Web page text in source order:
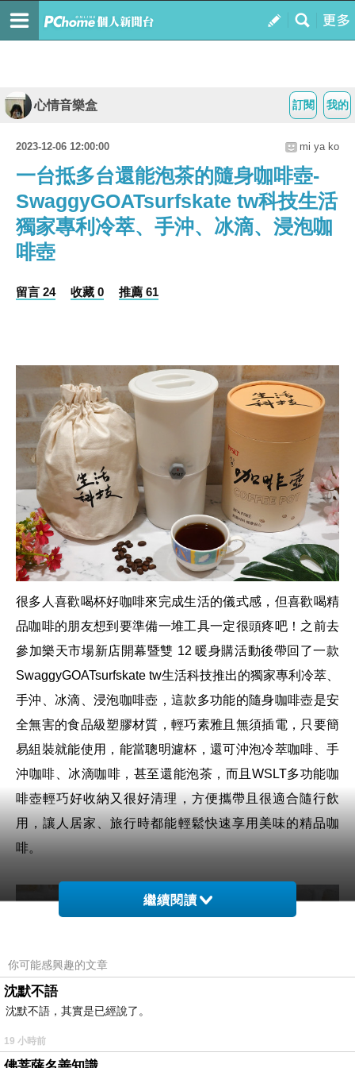
我的
訂閱
心情音樂盒
2023-12-06 12:00:00 mi ya ko
一台抵多台還能泡茶的隨身咖啡壺-
SwaggyGOATsurfskate tw科技生活
獨家專利冷萃、手沖、冰滴、浸泡咖
啡壺
留言 24 收藏 0 推薦 61
很多人喜歡喝杯好咖啡來完成生活的儀式感 ，但喜歡喝精
品咖啡的朋友想到要準備一堆工具一定很頭疼吧！之前去
參加樂天市場新店開幕暨雙 12 暖身購活動後帶回了一款
SwaggyGOATsurfskate tw生活科技推出的獨家專利冷萃、
手沖、冰滴、浸泡咖啡壺 ，這款多功能的隨身咖啡壺是安
全無害的食品級塑膠材質 ，輕巧素雅且無須插電 ，只要簡
易組裝就能使用，能當聰明濾杯，還可沖泡冷萃咖啡、手
沖咖啡、冰滴咖啡，甚至還能泡茶，而且 WSLT多功能咖
啡壺輕巧好收納又很好清理，方便攜帶且很適合隨行飲
用，讓人居家、旅行時都能輕鬆快速享用美味的精品咖
啡。
繼續閱讀
你可能感興趣的文章
沈默不語
沈默不語，其實是已經說了。
19 小時前